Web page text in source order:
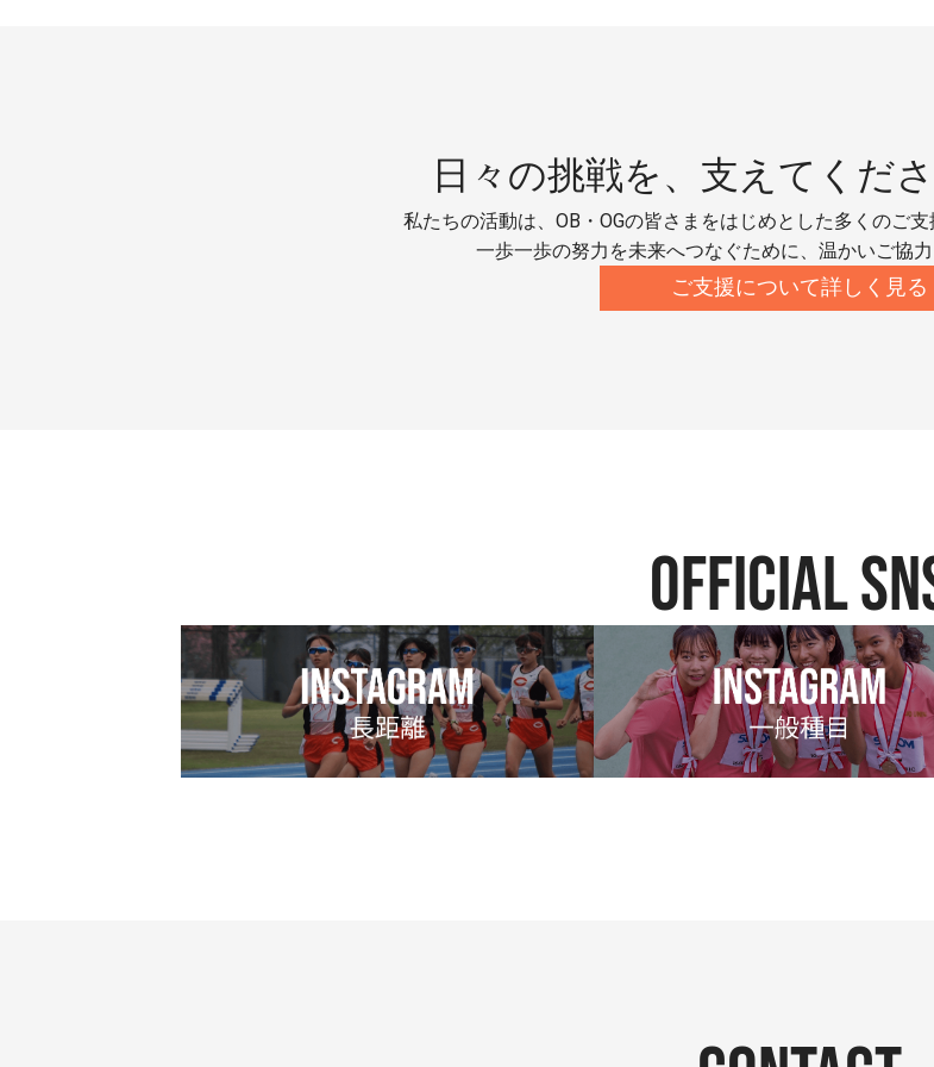
日々の挑戦を、 支えてくだ
私たちの活動は、OB・OGの皆さまをはじめとした多くのご支
一歩一歩の努力を未来へつなぐために、温かいご協力
ご支援について詳しく見る
official